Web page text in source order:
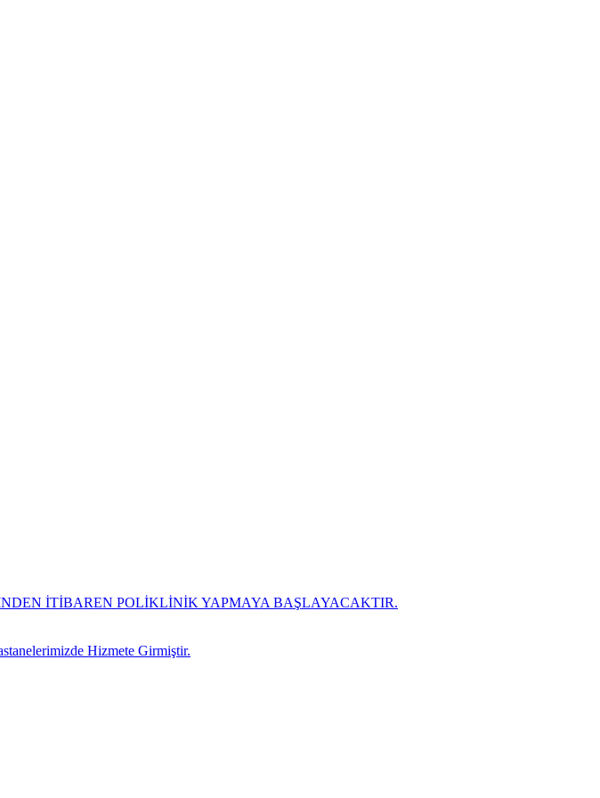
İTİBAREN POLİKLİNİK YAPMAYA BAŞLAYACAKTIR.
Hizmete Girmiştir.